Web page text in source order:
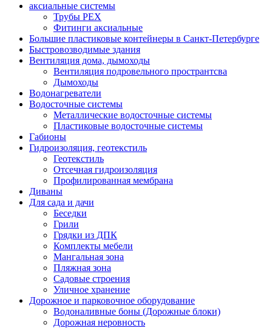
аксиальные системы
Трубы PEX
Фитинги аксиальные
Большие пластиковые контейнеры в Санкт-Петербурге
Быстровозводимые здания
Вентиляция дома, дымоходы
Вентиляция подровельного пространтсва
Дымоходы
Водонагреватели
Водосточные системы
Металлические водосточные системы
Пластиковые водосточные системы
Габионы
Гидроизоляция, геотекстиль
Геотекстиль
Отсечная гидроизоляция
Профилированная мембрана
Диваны
Для сада и дачи
Беседки
Грили
Грядки из ДПК
Комплекты мебели
Мангальная зона
Пляжная зона
Садовые строения
Уличное хранение
Дорожное и парковочное оборудование
Водоналивные боны (Дорожные блоки)
Дорожная неровность